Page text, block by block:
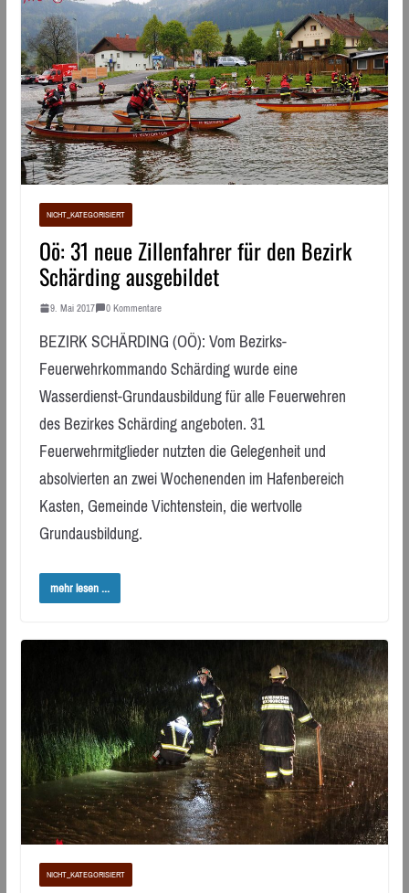
NICHT_KATEGORISIERT
Oö: 31 neue Zillenfahrer für den Bezirk
Schärding ausgebildet
9. Mai 2017 0 Kommentare
BEZIRK SCHÄRDING (OÖ): Vom Bezirks-
Feuerwehrkommando Schärding wurde eine
Wasserdienst-Grundausbildung für alle Feuerwehren
des Bezirkes Schärding angeboten. 31
Feuerwehrmitglieder nutzten die Gelegenheit und
absolvierten an zwei Wochenenden im Hafenbereich
Kasten, Gemeinde Vichtenstein, die wertvolle
Grundausbildung.
mehr lesen ...
NICHT_KATEGORISIERT